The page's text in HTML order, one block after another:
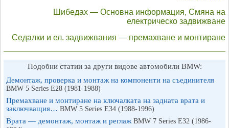
Шибедах — Основна информация, Смяна на
електрическо задвижване
Седалки и ел. задвижвания — премахване и монтиране
Подобни статии за други видове автомобили BMW:
Демонтаж, проверка и монтаж на компоненти на съединителя
BMW 5 Series E28 (1981-1988)
Премахване и монтиране на ключалката на задната врата и
заключващия… BMW 5 Series E34 (1988-1996)
Врата — демонтаж, монтаж и реглаж BMW 7 Series E32 (1986-